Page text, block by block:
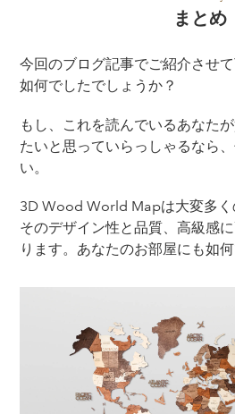
まとめ
今回のブログ記事でご紹介させ
如何でしたでしょうか？
もし、これを読んでいるあなた
たいと思っていらっしゃるなら
い。
3D Wood World Mapは大変多く
そのデザイン性と品質、高級感
ります。あなたのお部屋にも如